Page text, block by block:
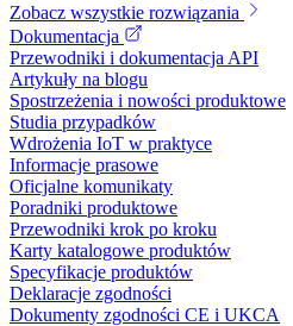
Zobacz wszystkie rozwiązania
Dokumentacja
Przewodniki i dokumentacja API
Artykuły na blogu
Spostrzeżenia i nowości produktowe
Studia przypadków
Wdrożenia IoT w praktyce
Informacje prasowe
Oficjalne komunikaty
Poradniki produktowe
Przewodniki krok po kroku
Karty katalogowe produktów
Specyfikacje produktów
Deklaracje zgodności
Dokumenty zgodności CE i UKCA